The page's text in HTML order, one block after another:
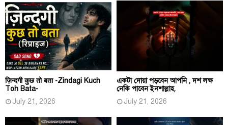
ज़िन्दगी कुछ तो बता -Zindagi Kuch
Toh Bata-
July 21, 2026
একটা দোয়া পড়বেন আপনি , দশ লক্ষ
নেকি পাবেন ইনশাল্লাহ.
July 21, 2026